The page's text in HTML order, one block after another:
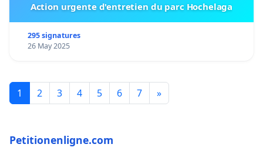
Action urgente d'entretien du parc Hochelaga
295 signatures
26 May 2025
1 2 3 4 5 6 7 »
Petitionenligne.com